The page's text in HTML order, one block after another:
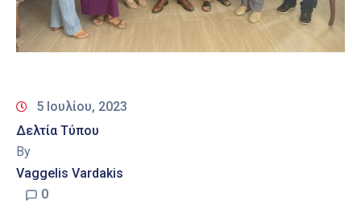
5 Ιουλίου, 2023
Δελτία Τύπου
By
Vaggelis Vardakis
0